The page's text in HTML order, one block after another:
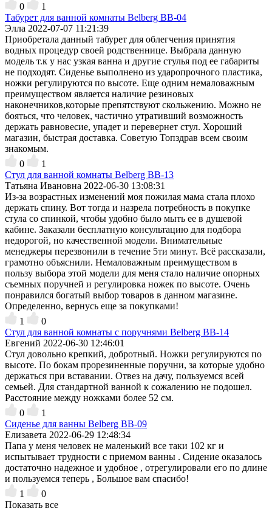
0
1
Табурет для ванной комнаты Belberg BB-04
Элла 2022-07-07 11:21:39
Приобретала данный табурет для облегчения принятия
водных процедур своей родственнице. Выбрала данную
модель т.к у нас узкая ванна и другие стулья под ее габариты
не подходят. Сиденье выполнено из ударопрочного пластика,
ножки регулируются по высоте. Еще одним немаловажным
преимуществом является наличие резиновых
наконечников,которые препятствуют скольжению. Можно не
бояться, что человек, частично утративший возможность
держать равновесие, упадет и перевернет стул. Хороший
магазин, быстрая доставка. Советую Топздрав всем своим
знакомым.
0
1
Стул для ванной комнаты Belberg BB-13
Татьяна Ивановна 2022-06-30 13:08:31
Из-за возрастных изменений моя пожилая мама стала плохо
держать спину. Вот тогда и назрела потребность в покупке
стула со спинкой, чтобы удобно было мыть ее в душевой
кабине. Заказали бесплатную консультацию для подбора
недорогой, но качественной модели. Внимательные
менеджеры перезвонили в течение 5ти минут. Всё рассказали,
грамотно объяснили. Немаловажным преимуществом в
пользу выбора этой модели для меня стало наличие опорных
съемных поручней и регулировка ножек по высоте. Очень
понравился богатый выбор товаров в данном магазине.
Определенно, вернусь еще за покупками!
1
0
Стул для ванной комнаты с поручнями Belberg BB-14
Евгений 2022-06-30 12:46:01
Стул довольно крепкий, добротный. Ножки регулируются по
высоте. По бокам прорезиненные поручни, за которые удобно
держаться при вставании. Отвез на дачу, пользуемся всей
семьей. Для стандартной ванной к сожалению не подошел.
Расстояние между ножками более 52 см.
0
1
Cиденье для ванны Belberg BB-09
Елизавета 2022-06-29 12:48:34
Папа у меня человек не маленький все таки 102 кг и
испытывает трудности с приемом ванны . Сидение оказалось
достаточно надежное и удобное , отрегулировали его по длине
и пользуемся теперь , Большое вам спасибо!
1
0
Показать все